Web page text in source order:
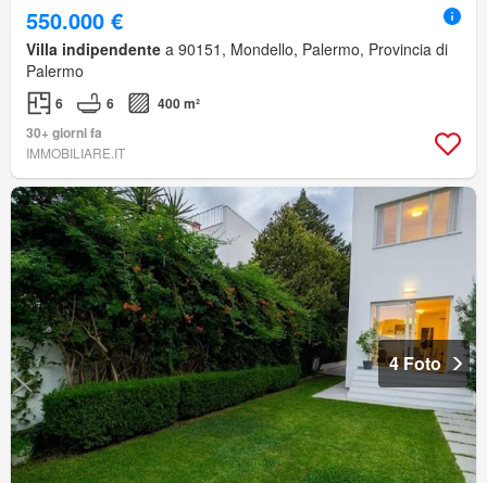
550.000 €
Villa indipendente a 90151, Mondello, Palermo, Provincia di
Palermo
6 6
400 m²
30+ giorni fa
IMMOBILIARE.IT
4 Foto